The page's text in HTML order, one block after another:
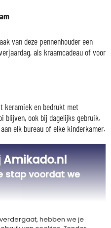
is
van deze pennenhouder een
als kraamcadeau of voor
keramiek en bedrukt met
blijven, ook bij dagelijks gebruik.
elk bureau of elke kinderkamer.
Amikado.nl
stap voordat we
hebben we je